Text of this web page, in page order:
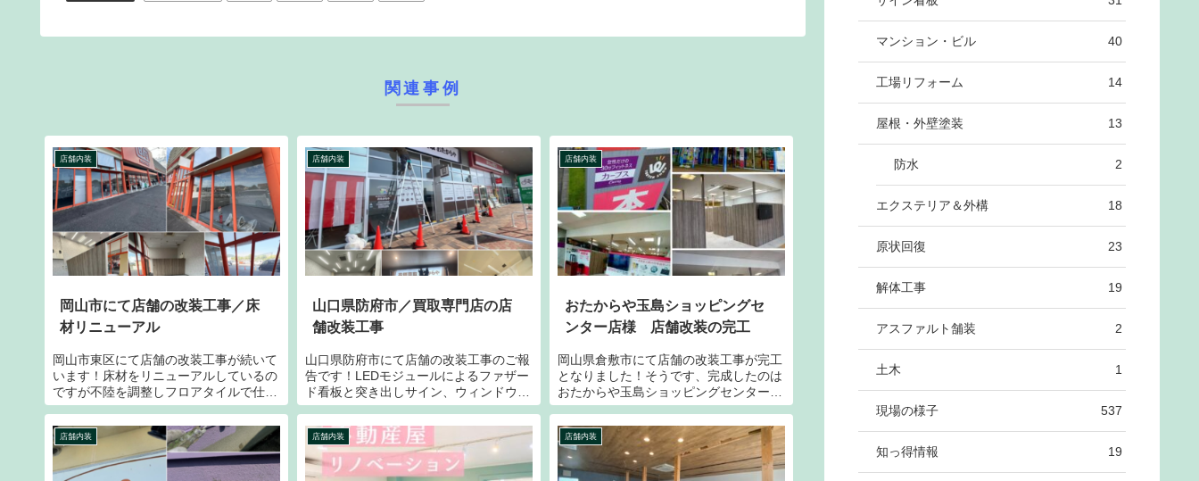
関連事例
店舗内装
岡山市にて店舗の改装工事／床
材リニューアル
岡山市東区にて店舗の改装工事が続いて
います！床材をリニューアルしているの
ですが不陸を調整しフロアタイルで仕上
げていきます。ホワイトとブラックのコ
ンビです。巾木はあえて無しです。クロ
スとの相性も抜群な内装に仕上がりつつ
あります。
店舗内装
山口県防府市／買取専門店の店
舗改装工事
山口県防府市にて店舗の改装工事のご報
告です！LEDモジュールによるファザー
ド看板と突き出しサイン、ウィンドウサ
インなど外装も華やかに彩られてきまし
た。これで店名はお分かりになりました
よね？そう、全国で展開中の買取専門店
になります！
店舗内装
おたからや玉島ショッピングセ
ンター店様 店舗改装の完工
岡山県倉敷市にて店舗の改装工事が完工
となりました！そうです、完成したのは
おたからや玉島ショッピングセンター店
様です。
店舗内装 店舗内装 店舗内装
マンション・ビル 40
工場リフォーム 14
屋根・外壁塗装 13
防水 2
エクステリア＆外構 18
原状回復 23
解体工事 19
アスファルト舗装 2
土木 1
現場の様子 537
知っ得情報 19